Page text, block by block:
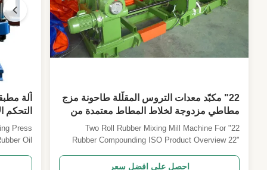
22" مكبّد معدات التروس المقلّلة طاحونة مزج
مطاطي مزدوجة لخلاط المطاط معتمدة من
قبل منظمة الأيزو
22" Two Roll Rubber Mixing Mill Machine For
Rubber Compounding ISO Product Overview 22"
Mill for professional rubber compounding
احصل على افضل سعر
آلة
التحكم
Press
Oil